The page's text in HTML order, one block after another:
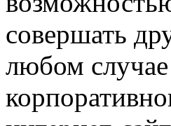
совершать
любом случае